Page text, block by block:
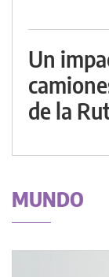
Un
de la
MUNDO